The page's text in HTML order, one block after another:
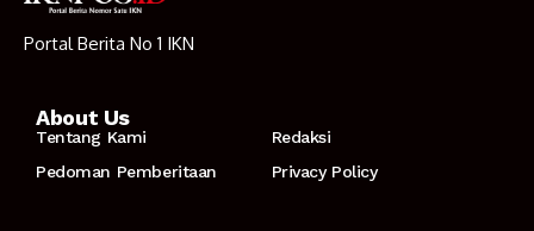
Portal Berita No 1 IKN
About Us
Tentang Kami
Redaksi
Pedoman Pemberitaan
Privacy Policy